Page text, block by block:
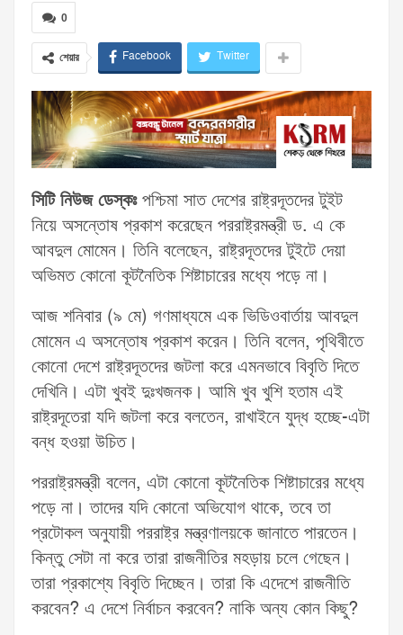
0
শেয়ার Facebook Twitter
সিটি নিউজ ডেস্কঃপশ্চিমা সাত দেশের রাষ্ট্রদূতদের টুইট
নিয়ে অসন্তোষ প্রকাশ করেছেন পররাষ্ট্রমন্ত্রী ড. এ কে
আবদুল মোমেন। তিনি বলেছেন, রাষ্ট্রদূতদের টুইটে দেয়া
অভিমত কোনো কূটনৈতিক শিষ্টাচারের মধ্যে পড়ে না।
আজ শনিবার (৯ মে) গণমাধ্যমে এক ভিডিওবার্তায় আবদুল
মোমেন এ অসন্তোষ প্রকাশ করেন। তিনি বলেন, পৃথিবীতে
কোনো দেশে রাষ্ট্রদূতদের জটলা করে এমনভাবে বিবৃতি দিতে
দেখিনি। এটা খুবই দুঃখজনক। আমি খুব খুশি হতাম এই
রাষ্ট্রদূতেরা যদি জটলা করে বলতেন, রাখাইনে যুদ্ধ হচ্ছে-এটা
বন্ধ হওয়া উচিত।
পররাষ্ট্রমন্ত্রী বলেন, এটা কোনো কূটনৈতিক শিষ্টাচারের মধ্যে
পড়ে না। তাদের যদি কোনো অভিযোগ থাকে, তবে তা
প্রটোকল অনুযায়ী পররাষ্ট্র মন্ত্রণালয়কে জানাতে পারতেন।
কিন্তু সেটা না করে তারা রাজনীতির মহড়ায় চলে গেছেন।
তারা প্রকাশ্যে বিবৃতি দিচ্ছেন। তারা কি এদেশে রাজনীতি
করবেন? এ দেশে নির্বাচন করবেন? নাকি অন্য কোন কিছু?